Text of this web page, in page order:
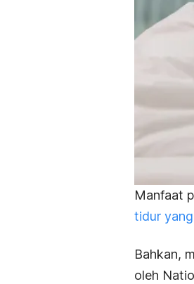
Manfaat
tidur
Bahkan,
oleh